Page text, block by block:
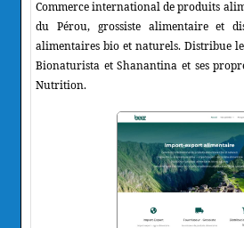
Commerce international de produits
du Pérou, grossiste alimentaire et
alimentaires bio et naturels. Distribue
Bionaturista et Shanantina et ses
Nutrition.